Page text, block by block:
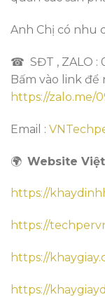
Anh Chị có nhu
☎ SĐT , ZALO :
Bấm vào link để
https://zalo.me/
Email :
🌍 Website
https://
https://
https://
https://